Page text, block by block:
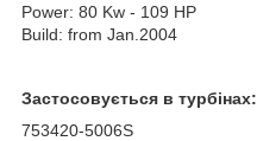
Power: 80 Kw - 109 HP
Build: from Jan.2004
Застосовується в турбінах:
753420-5006S